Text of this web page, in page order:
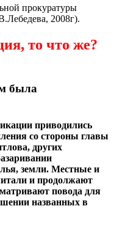
прокуратуры
2008г).
то что же?
была
приводились
со стороны главы
, других
, земли. Местные и
и продолжают
повода для
названных в